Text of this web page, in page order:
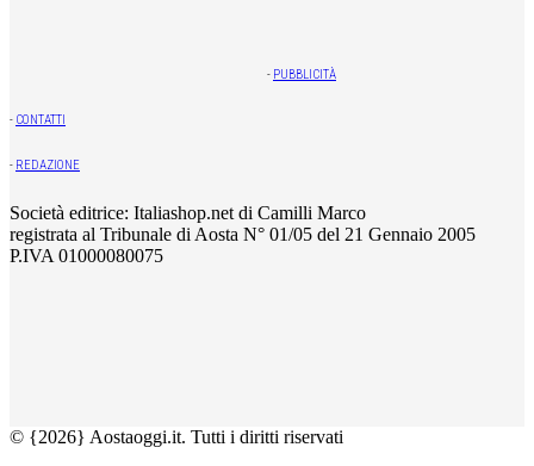
- PUBBLICITÀ
- CONTATTI
- REDAZIONE
Società editrice: Italiashop.net di Camilli Marco
registrata al Tribunale di Aosta N° 01/05 del 21 Gennaio 2005
P.IVA 01000080075
© {2026} Aostaoggi.it. Tutti i diritti riservati